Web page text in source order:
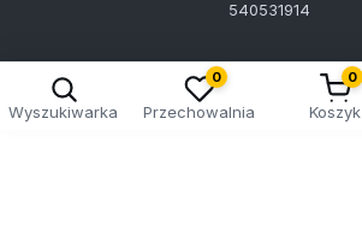
540531914
Wyszukiwarka
0
Przechowalnia
0
Koszyk